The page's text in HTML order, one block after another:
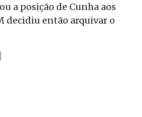
a posição de Cunha aos
decidiu então arquivar o